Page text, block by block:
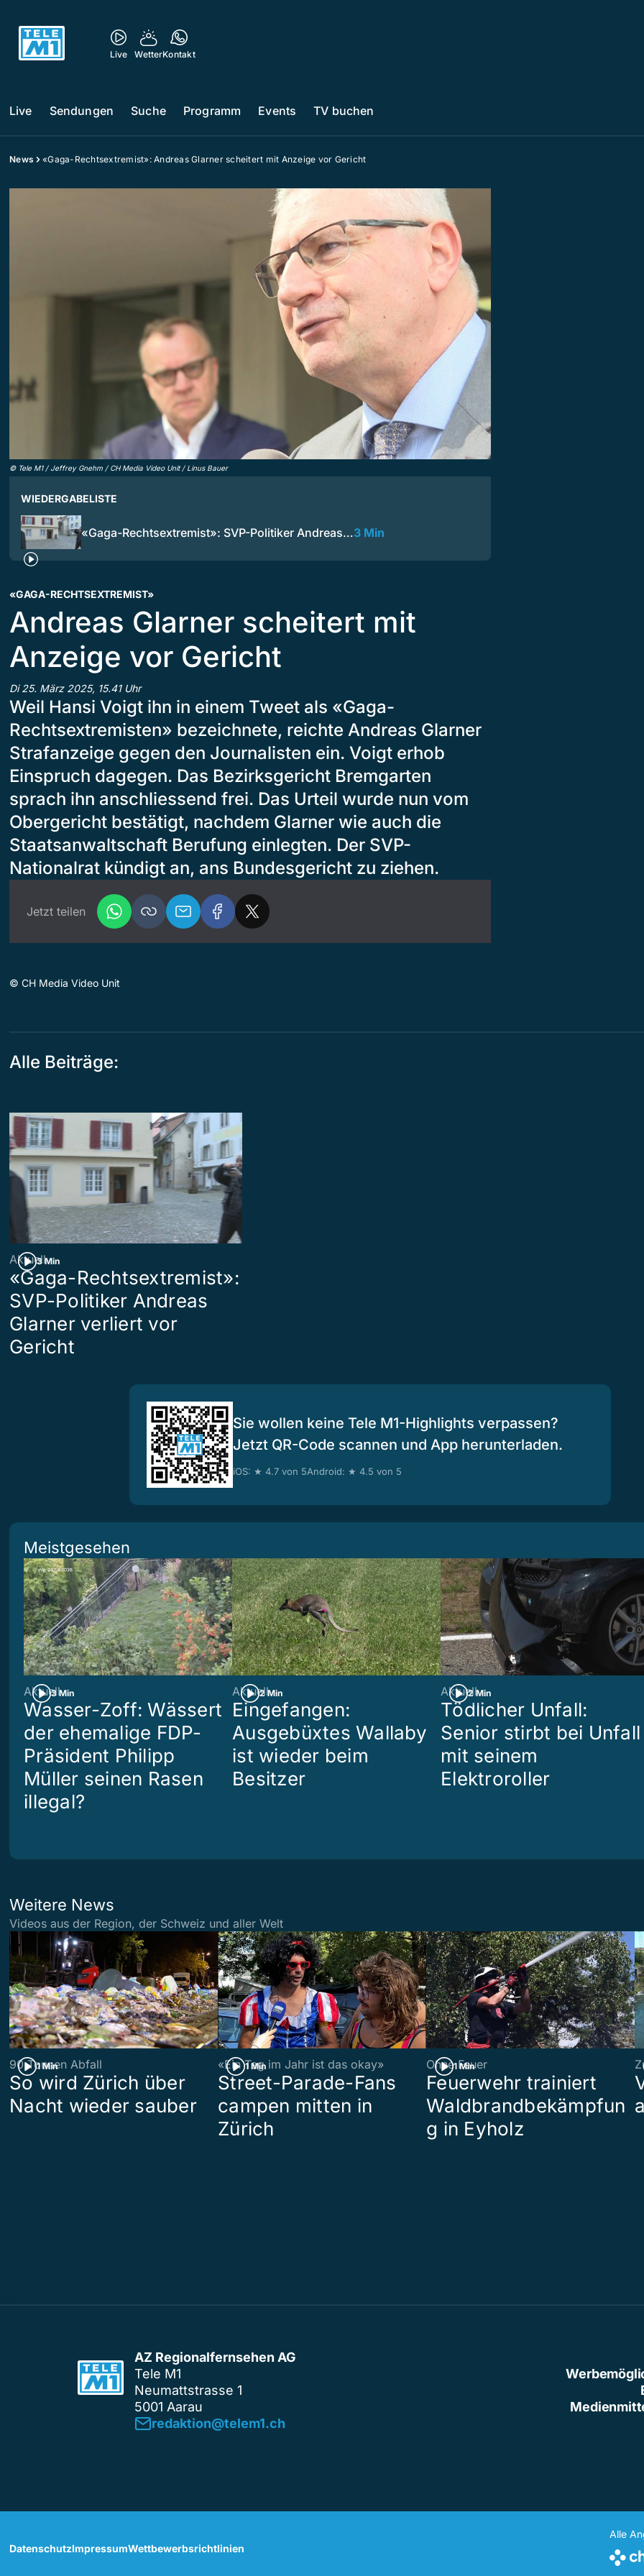
Live WetterKontakt
Live Sendungen Suche Programm Events TV buchen
News «Gaga-Rechtsextremist»: Andreas Glarner scheitert mit Anzeige vor Gericht
© Tele M1 / Jeffrey Gnehm / CH Media Video Unit / Linus Bauer
WIEDERGABELISTE
«Gaga-Rechtsextremist»: SVP-Politiker Andreas…3 Min
«GAGA-RECHTSEXTREMIST»
Andreas Glarner scheitert mit
Anzeige vor Gericht
Di 25. März 2025, 15.41 Uhr
Weil Hansi Voigt ihn in einem Tweet als «Gaga-
Rechtsextremisten» bezeichnete, reichte Andreas Glarner
Strafanzeige gegen den Journalisten ein. Voigt erhob
Einspruch dagegen. Das Bezirksgericht Bremgarten
sprach ihn anschliessend frei. Das Urteil wurde nun vom
Obergericht bestätigt, nachdem Glarner wie auch die
Staatsanwaltschaft Berufung einlegten. Der SVP-
Nationalrat kündigt an, ans Bundesgericht zu ziehen.
Jetzt teilen
© CH Media Video Unit
Alle Beiträge:
3 Min
Aktuell
«Gaga-Rechtsextremist»:
SVP-Politiker Andreas
Glarner verliert vor
Gericht
Sie wollen keine Tele M1-Highlights verpassen?
Jetzt QR-Code scannen und App herunterladen.
iOS: ★ 4.7 von 5Android: ★ 4.5 von 5
Meistgesehen
3 Min
Aktuell
Wasser-Zoff: Wässert
der ehemalige FDP-
Präsident Philipp
Müller seinen Rasen
illegal?
2 Min
Aktuell
Eingefangen:
Ausgebüxtes Wallaby
ist wieder beim
Besitzer
2 Min
Aktuell
Tödlicher Unfall:
Senior stirbt bei Unfall
mit seinem
Elektroroller
Weitere News
Videos aus der Region, der Schweiz und aller Welt
1 Min
90 Tonnen Abfall
So wird Zürich über
Nacht wieder sauber
1 Min
«Ein Tag im Jahr ist das okay»
Street-Parade-Fans
campen mitten in
Zürich
1 Min
Ohne Feuer
Feuerwehr trainiert
Waldbrandbekämpfun
g in Eyholz
AZ Regionalfernsehen AG
Tele M1
Neumattstrasse 1
5001 Aarau
redaktion@telem1.ch
DatenschutzImpressumWettbewerbsrichtlinien
Alle